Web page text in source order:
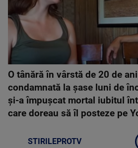
O tânără în vârstă de 20 de
condamnată la șase luni de
și-a împușcat mortal iubitul
care doreau să îl posteze pe
STIRILEPROTV